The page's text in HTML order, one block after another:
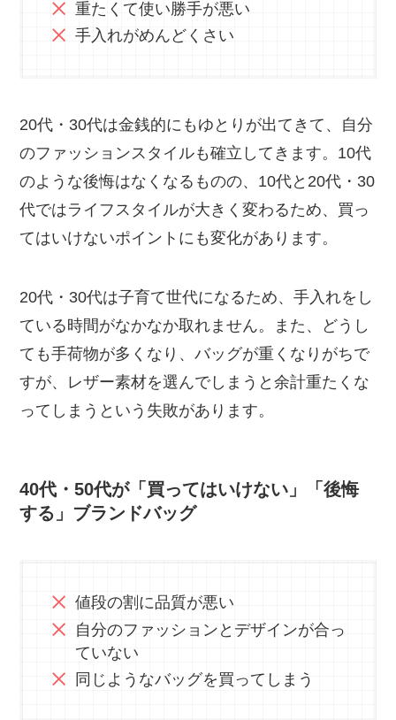
重たくて使い勝手が悪い
手入れがめんどくさい
20代・30代は金銭的にもゆとりが出てきて、自分
のファッションスタイルも確立してきます。10代
のような後悔はなくなるものの、10代と20代・30
代ではライフスタイルが大きく変わるため、買っ
てはいけないポイントにも変化があります。
20代・30代は子育て世代になるため、手入れをし
ている時間がなかなか取れません。また、どうし
ても手荷物が多くなり、バッグが重くなりがちで
すが、レザー素材を選んでしまうと余計重たくな
ってしまうという失敗があります。
40代・50代が「買ってはいけない」「後悔
する」ブランドバッグ
値段の割に品質が悪い
自分のファッションとデザインが合っ
ていない
同じようなバッグを買ってしまう